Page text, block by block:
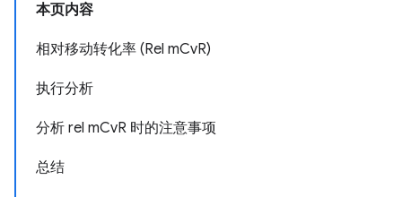
本页内容
相对移动转化率 (Rel mCvR)
执行分析
分析 rel mCvR 时的注意事项
总结